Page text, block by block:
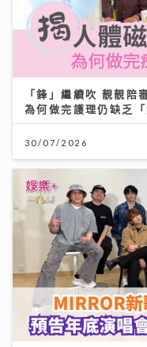
「鋒」繼續吹 靚靚陪
為何做完護理仍缺乏
30/07/2026